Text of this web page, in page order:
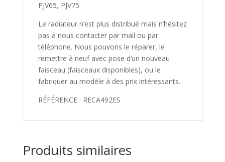
PJV65, PJV75
Le radiateur n’est plus distribué mais n’hésitez
pas à nous contacter par mail ou par
téléphone. Nous pouvons le réparer, le
remettre à neuf avec pose d’un nouveau
faisceau (faisceaux disponibles), ou le
fabriquer au modèle à des prix intéressants.
RÉFÉRENCE : RECA492ES
Produits similaires